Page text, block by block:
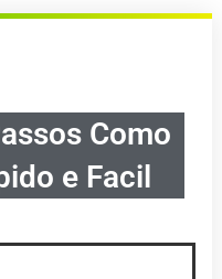
Como
e Facil